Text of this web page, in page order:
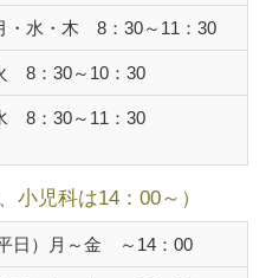
・水・木 8：30～11：30
8：30～10：30
8：30～11：30
小児科は14：00～）
平日）月～金 ～14：00